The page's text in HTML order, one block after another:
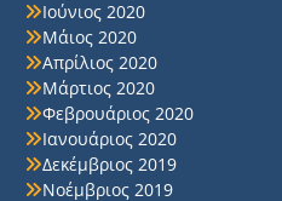
Ιούνιος 2020
Μάιος 2020
Απρίλιος 2020
Μάρτιος 2020
Φεβρουάριος 2020
Ιανουάριος 2020
Δεκέμβριος 2019
Νοέμβριος 2019